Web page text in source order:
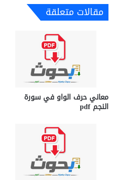
مقالات متعلقة
معاني حرف الواو في سورة
النجم pdf